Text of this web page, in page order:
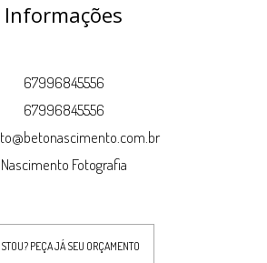
Informações
67996845556
67996845556
Nascimento Fotografia
PEÇA JÁ SEU ORÇAMENTO